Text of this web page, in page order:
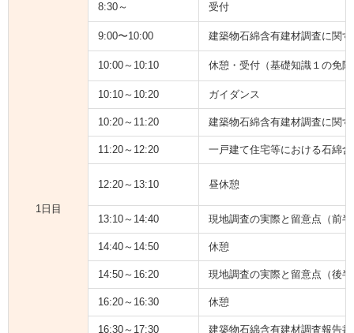
1日目
8:30～ 受付
9:00〜10:00 建築物石綿含有建材調査に関
10:00～10:10 休憩・受付（基礎知識１の免
10:10～10:20 ガイダンス
10:20～11:20 建築物石綿含有建材調査に関
11:20～12:20 一戸建て住宅等における石綿
12:20～13:10 昼休憩
13:10～14:40 現地調査の実際と留意点（前
14:40～14:50 休憩
14:50～16:20 現地調査の実際と留意点（後
16:20～16:30 休憩
16:30～17:30 建築物石綿含有建材調査報告